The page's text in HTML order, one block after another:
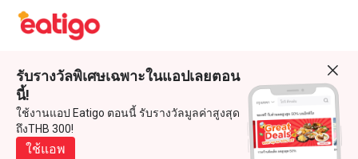
รับรางวัลพิเศษเฉพาะในแอปเลยตอน
นี้!
ใช้งานแอป Eatigo ตอนนี้ รับรางวัลมูลค่าสูงสุด
ถึงTHB 300!
ใช้แอพ